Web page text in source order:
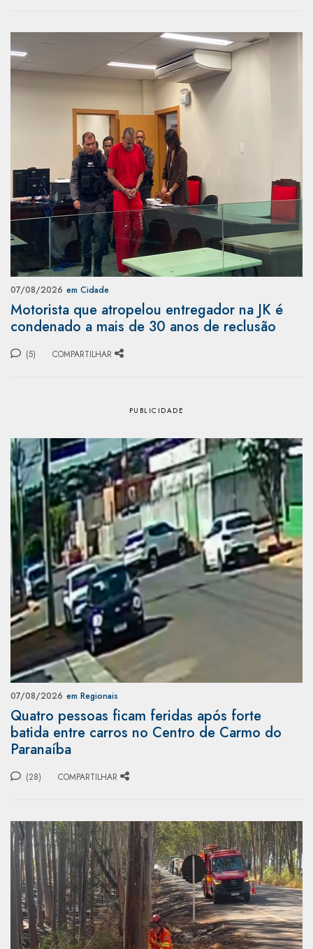
07/08/2026 em Cidade
Motorista que atropelou entregador na JK é
condenado a mais de 30 anos de reclusão
(5) COMPARTILHAR
07/08/2026 em Regionais
Quatro pessoas ficam feridas após forte
batida entre carros no Centro de Carmo do
Paranaíba
(28) COMPARTILHAR